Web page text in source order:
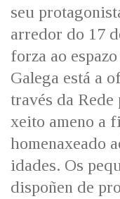
seu
arredor do 17
forza ao
Galega está a
través da Rede
xeito ameno a
homenaxeado
idades. Os
dispoñen de